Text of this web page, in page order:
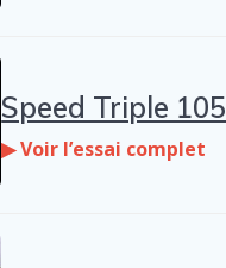
Speed Triple
▶ Voir l’essai complet